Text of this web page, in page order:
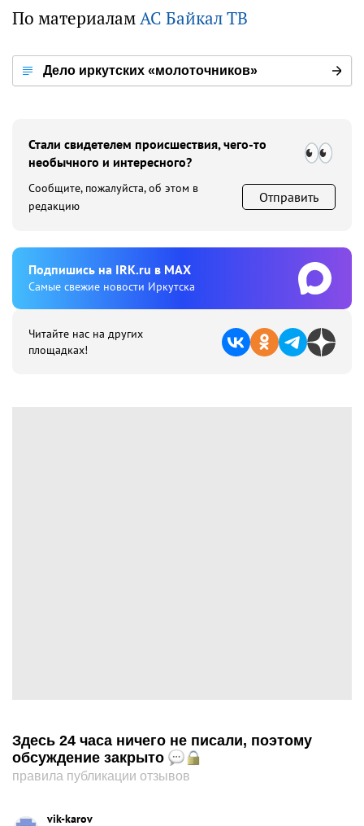
По материаламАС Байкал ТВ
Дело иркутских «молоточников»
Стали свидетелем происшествия, чего-то
необычного и интересного?
Сообщите, пожалуйста, об этом в
редакцию
Отправить
Подпишиcь на IRK.ru в MAX
Cамые свежие новости Иркутска
Читайте нас на других
площадках!
Здесь 24 часа ничего не писали, поэтому
обсуждение закрыто
правила публикации отзывов
vik-karov